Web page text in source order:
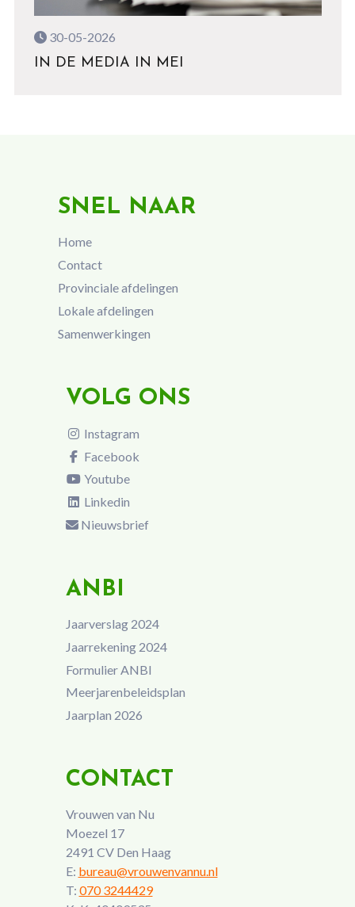
30-05-2026
IN DE MEDIA IN MEI
SNEL NAAR
Home
Contact
Provinciale afdelingen
Lokale afdelingen
Samenwerkingen
VOLG ONS
Instagram
Facebook
Youtube
Linkedin
Nieuwsbrief
ANBI
Jaarverslag 2024
Jaarrekening 2024
Formulier ANBI
Meerjarenbeleidsplan
Jaarplan 2026
CONTACT
Vrouwen van Nu
Moezel 17
2491 CV Den Haag
E: bureau@vrouwenvannu.nl
T: 070 3244429